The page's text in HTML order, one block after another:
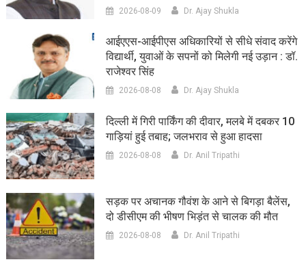
2026-08-09 Dr. Ajay Shukla
आईएएस-आईपीएस अधिकारियों से सीधे संवाद करेंगे
विद्यार्थी, युवाओं के सपनों को मिलेगी नई उड़ान : डॉ.
राजेश्वर सिंह
2026-08-08 Dr. Ajay Shukla
दिल्ली में गिरी पार्किंग की दीवार, मलबे में दबकर 10
गाड़ियां हुई तबाह; जलभराव से हुआ हादसा
2026-08-08 Dr. Anil Tripathi
सड़क पर अचानक गौवंश के आने से बिगड़ा बैलेंस,
दो डीसीएम की भीषण भिड़ंत से चालक की मौत
2026-08-08 Dr. Anil Tripathi